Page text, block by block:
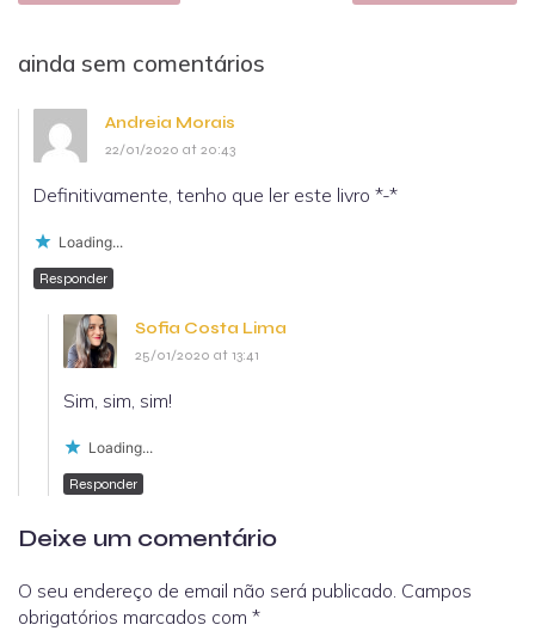
ainda sem comentários
Andreia Morais
22/01/2020 at 20:43
Definitivamente, tenho que ler este livro *-*
Loading...
Responder
Sofia Costa Lima
25/01/2020 at 13:41
Sim, sim, sim!
Loading...
Responder
Deixe um comentário
O seu endereço de email não será publicado. Campos
obrigatórios marcados com *